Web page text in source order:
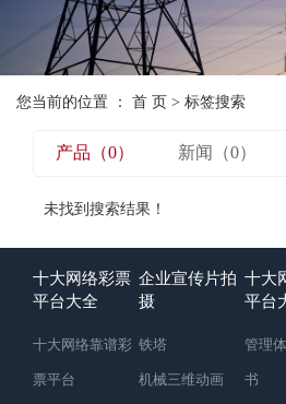
您当前的位置 ： 首 页 > 标签搜索
产品（0） 新闻（0）
未找到搜索结果！
十大网络彩票
平台大全
十大网络靠谱彩
票平台
企业宣传片拍
摄
铁塔
机械三维动画
十大
平台
管理
书